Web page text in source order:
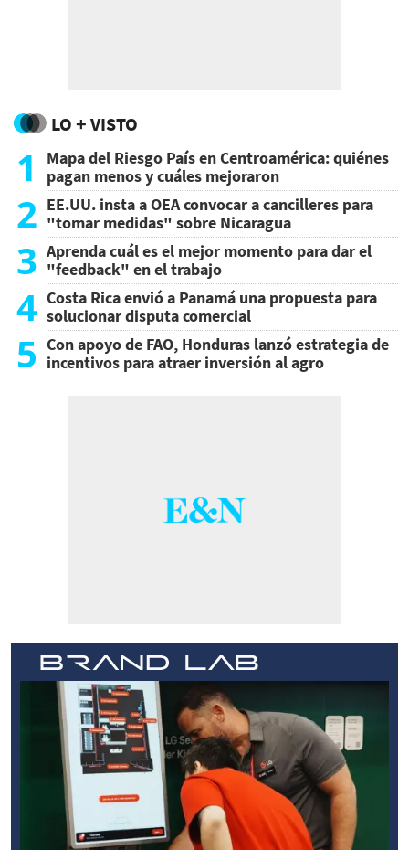
LO + VISTO
1
Mapa del Riesgo País en Centroamérica: quiénes
pagan menos y cuáles mejoraron
2 EE.UU. insta a OEA convocar a cancilleres para
"tomar medidas" sobre Nicaragua
3 Aprenda cuál es el mejor momento para dar el
"feedback" en el trabajo
4 Costa Rica envió a Panamá una propuesta para
solucionar disputa comercial
5 Con apoyo de FAO, Honduras lanzó estrategia de
incentivos para atraer inversión al agro